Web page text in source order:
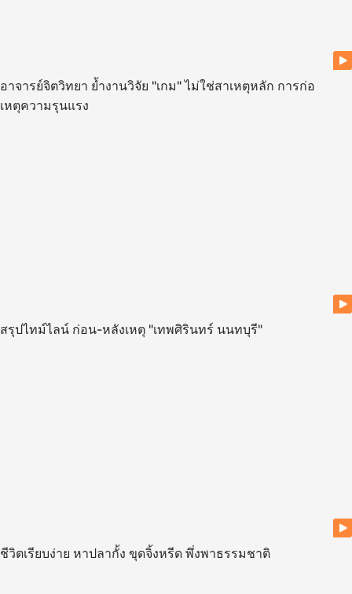
อาจารย์จิตวิทยา ย้ำงานวิจัย "เกม" ไม่ใช่สาเหตุหลัก การก่อ
เหตุความรุนแรง
สรุปไทม์ไลน์ ก่อน-หลังเหตุ "เทพศิรินทร์ นนทบุรี"
ชีวิตเรียบง่าย หาปลากั้ง ขุดจิ้งหรีด พึ่งพาธรรมชาติ